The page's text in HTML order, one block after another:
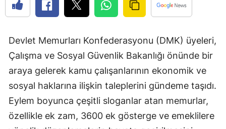
Devlet Memurları Konfederasyonu (DMK) üyeleri,
Çalışma ve Sosyal Güvenlik Bakanlığı önünde bir
araya gelerek kamu çalışanlarının ekonomik ve
sosyal haklarına ilişkin taleplerini gündeme taşıdı.
Eylem boyunca çeşitli sloganlar atan memurlar,
özellikle ek zam, 3600 ek gösterge ve emeklilere